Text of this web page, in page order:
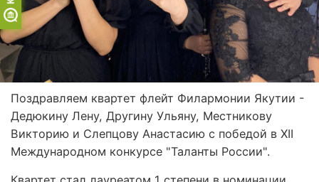
Поздравляем квартет флейт Филармонии Якутии -
Дедюкину Лену, Другину Ульяну, Местникову
Викторию и Слепцову Анастасию с победой в XII
Международном конкурсе "Таланты России".